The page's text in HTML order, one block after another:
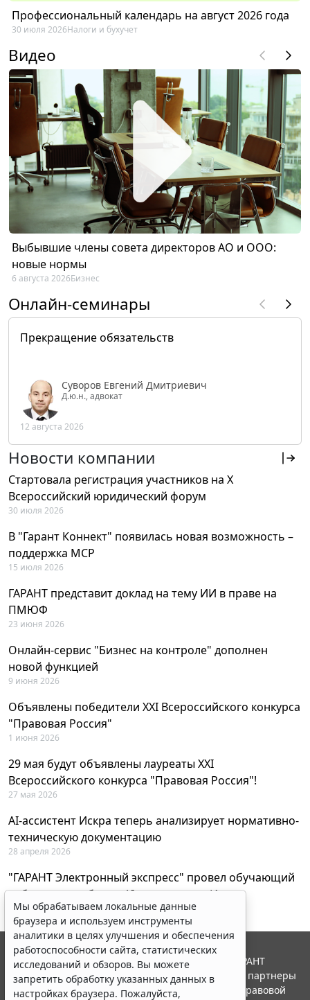
Профессиональный календарь на август 2026 года
30 июля 2026Налоги и бухучет
Видео
Выбывшие члены совета директоров АО и ООО:
новые нормы
6 августа 2026Бизнес
Онлайн-семинары
Прекращение обязательств
Суворов Евгений Дмитриевич
Д.ю.н., адвокат
12 августа 2026
Новости компании
Стартовала регистрация участников на X
Всероссийский юридический форум
30 июля 2026
В "Гарант Коннект" появилась новая возможность –
поддержка MCP
15 июля 2026
ГАРАНТ представит доклад на тему ИИ в праве на
ПМЮФ
23 июня 2026
Онлайн-сервис "Бизнес на контроле" дополнен
новой функцией
9 июня 2026
Объявлены победители XXI Всероссийского конкурса
"Правовая Россия"
1 июня 2026
29 мая будут объявлены лауреаты XXI
Всероссийского конкурса "Правовая Россия"!
27 мая 2026
AI-ассистент Искра теперь анализирует нормативно-
техническую документацию
28 апреля 2026
"ГАРАНТ Электронный экспресс" провел обучающий
вебинар по работе с AI-ассистентом Искра
23 апреля 2026
Мы обрабатываем локальные данные
браузера и используем инструменты
аналитики в целях улучшения и обеспечения
работоспособности сайта, статистических
исследований и обзоров. Вы можете
запретить обработку указанных данных в
настройках браузера. Пожалуйста,
© ООО "НПП "ГАРАНТ-СЕРВИС", 2026. Система ГАРАНТ
выпускается с 1990 года. Компания "Гарант" и ее партнеры
являются участниками Российской ассоциации правовой